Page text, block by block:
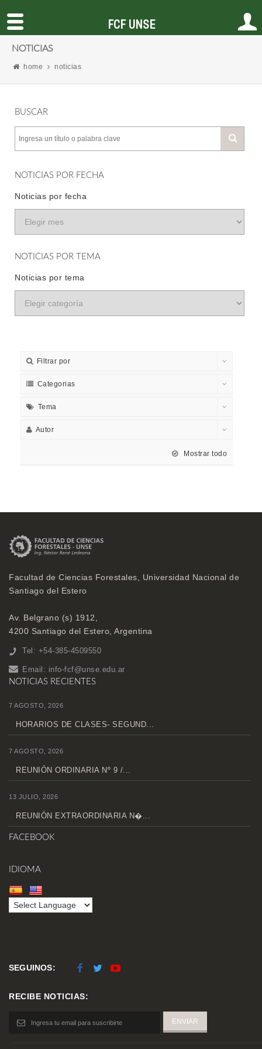
NOTICIAS
home noticias
BUSCAR
NOTICIAS POR FECHA
Noticias por fecha
NOTICIAS POR TEMA
Noticias por tema
Filtrar por
Categorias
Tema
Autor
Mostrar todo
Facultad de Ciencias Forestales, Universidad Nacional de
Santiago del Estero
Av. Belgrano (s) 1912,
4200 Santiago del Estero, Argentina
Tel: +54-385-4509550
Email: info-fcf@unse.edu.ar
NOTICIAS RECIENTES
7 AGOSTO, 2026
HORARIOS DE CLASES- SEGUND...
7 AGOSTO, 2026
REUNIÓN ORDINARIA Nº 9 /...
13 JULIO, 2026
REUNIÓN EXTRAORDINARIA N�...
FACEBOOK
IDIOMA
SEGUINOS:
RECIBE NOTICIAS:
FCF UNSE